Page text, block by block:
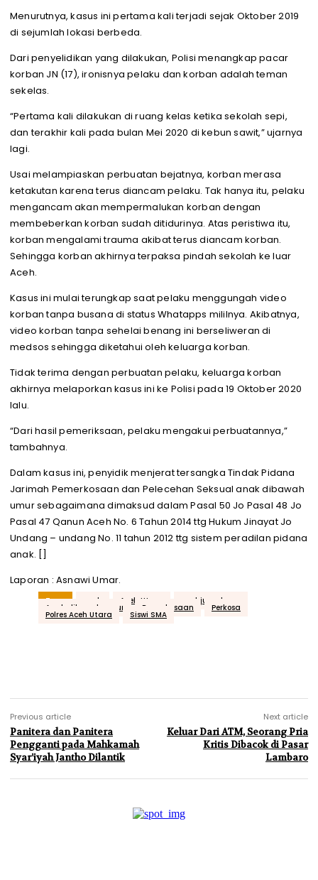
Menurutnya, kasus ini pertama kali terjadi sejak Oktober 2019
di sejumlah lokasi berbeda.
Dari penyelidikan yang dilakukan, Polisi menangkap pacar
korban JN (17), ironisnya pelaku dan korban adalah teman
sekelas.
“Pertama kali dilakukan di ruang kelas ketika sekolah sepi,
dan terakhir kali pada bulan Mei 2020 di kebun sawit,” ujarnya
lagi.
Usai melampiaskan perbuatan bejatnya, korban merasa
ketakutan karena terus diancam pelaku. Tak hanya itu, pelaku
mengancam akan mempermalukan korban dengan
membeberkan korban sudah ditidurinya. Atas peristiwa itu,
korban mengalami trauma akibat terus diancam korban.
Sehingga korban akhirnya terpaksa pindah sekolah ke luar
Aceh.
Kasus ini mulai terungkap saat pelaku menggungah video
korban tanpa busana di status Whatapps mililnya. Akibatnya,
video korban tanpa sehelai benang ini berseliweran di
medsos sehingga diketahui oleh keluarga korban.
Tidak terima dengan perbuatan pelaku, keluarga korban
akhirnya melaporkan kasus ini ke Polisi pada 19 Oktober 2020
lalu.
“Dari hasil pemeriksaan, pelaku mengakui perbuatannya,”
tambahnya.
Dalam kasus ini, penyidik menjerat tersangka Tindak Pidana
Jarimah Pemerkosaan dan Pelecehan Seksual anak dibawah
umur sebagaimana dimaksud dalam Pasal 50 Jo Pasal 48 Jo
Pasal 47 Qanun Aceh No. 6 Tahun 2014 ttg Hukum Jinayat Jo
Undang – undang No. 11 tahun 2012 ttg sistem peradilan pidana
anak. []
Laporan : Asnawi Umar.
Tags aceh Aceh Utara acehjurnal.com
Anak dibawah umur Pemerkosaan Perkosa
Polres Aceh Utara Siswi SMA
Previous article
Panitera dan Panitera
Pengganti pada Mahkamah
Syar’iyah Jantho Dilantik
Next article
Keluar Dari ATM, Seorang Pria
Kritis Dibacok di Pasar
Lambaro